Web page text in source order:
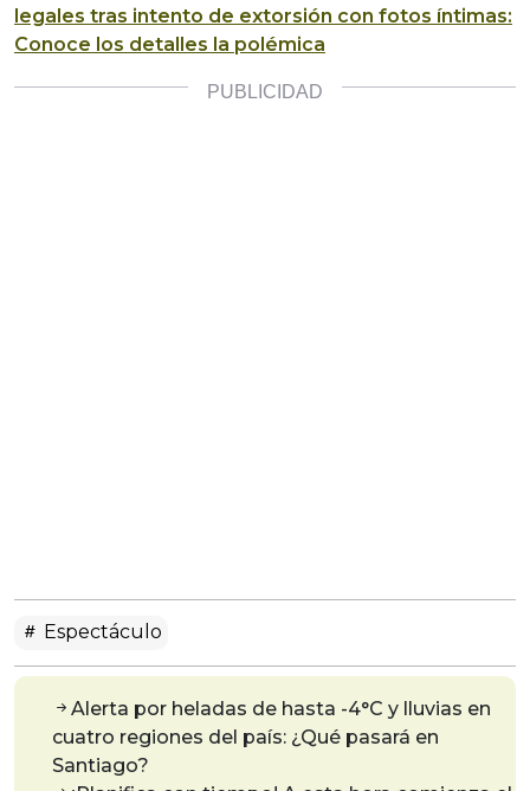
legales tras intento de extorsión con fotos íntimas:
Conoce los detalles la polémica
Espectáculo
Alerta por heladas de hasta -4°C y lluvias en
cuatro regiones del país: ¿Qué pasará en
Santiago?